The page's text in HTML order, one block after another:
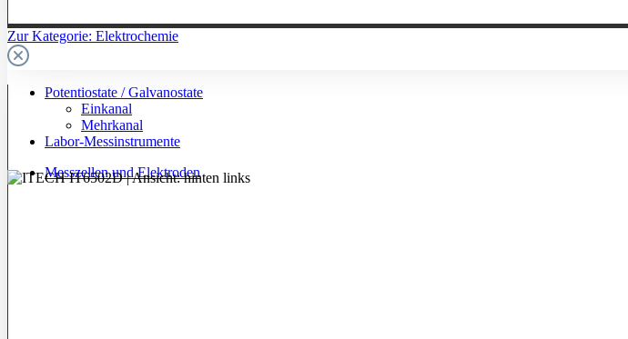
Zur Kategorie: Elektrochemie
Potentiostate / Galvanostate
Einkanal
Mehrkanal
Labor-Messinstrumente
Messzellen und Elektroden